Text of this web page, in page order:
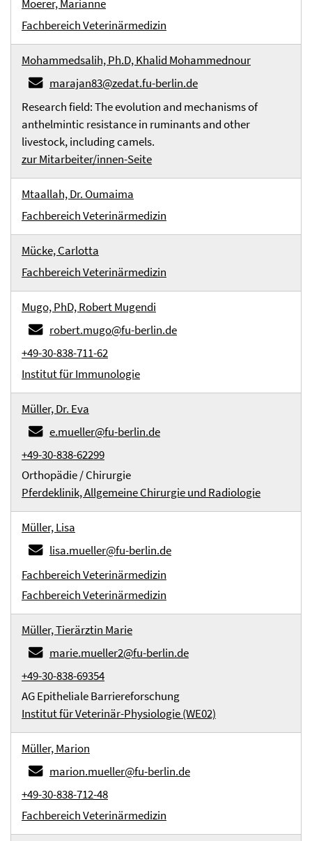
Moerer, Marianne
Fachbereich Veterinärmedizin
Mohammedsalih, Ph.D, Khalid Mohammednour
marajan83@zedat.fu-berlin.de
Research field: The evolution and mechanisms of
anthelmintic resistance in ruminants and other
livestock, including camels.
zur Mitarbeiter/innen-Seite
Mtaallah, Dr. Oumaima
Fachbereich Veterinärmedizin
Mücke, Carlotta
Fachbereich Veterinärmedizin
Mugo, PhD, Robert Mugendi
robert.mugo@fu-berlin.de
+49-30-838-711-62
Institut für Immunologie
Müller, Dr. Eva
e.mueller@fu-berlin.de
+49-30-838-62299
Orthopädie / Chirurgie
Pferdeklinik, Allgemeine Chirurgie und Radiologie
Müller, Lisa
lisa.mueller@fu-berlin.de
Fachbereich Veterinärmedizin
Fachbereich Veterinärmedizin
Müller, Tierärztin Marie
marie.mueller2@fu-berlin.de
+49-30-838-69354
AG Epitheliale Barriereforschung
Institut für Veterinär-Physiologie (WE02)
Müller, Marion
marion.mueller@fu-berlin.de
+49-30-838-712-48
Fachbereich Veterinärmedizin